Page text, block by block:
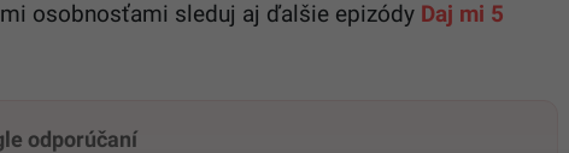
osobnosťami sleduj aj ďalšie epizódy Daj mi 5
odporúčaní